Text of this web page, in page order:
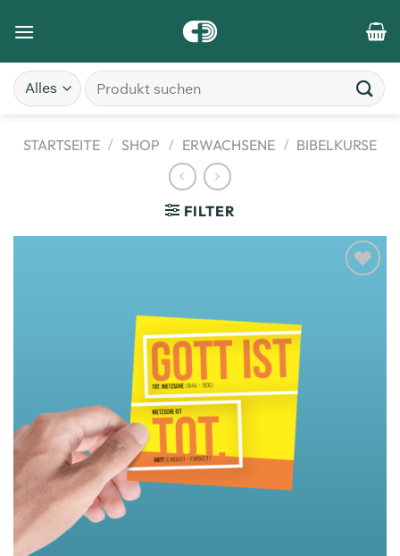
STARTSEITE / SHOP / ERWACHSENE / BIBELKURSE
FILTER